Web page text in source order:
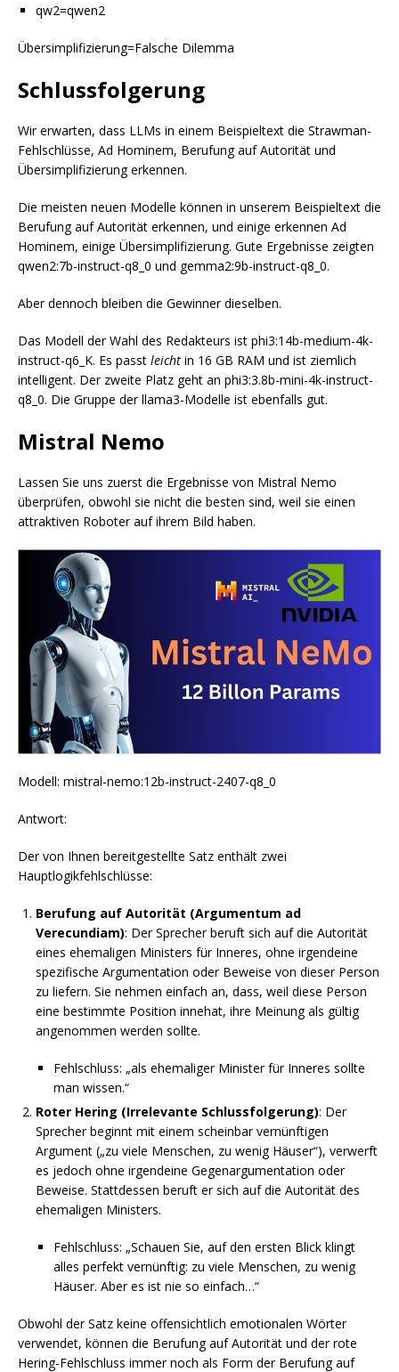
qw2=qwen2
Übersimplifizierung=Falsche Dilemma
Schlussfolgerung
Wir erwarten, dass LLMs in einem Beispieltext die Strawman-
Fehlschlüsse, Ad Hominem, Berufung auf Autorität und
Übersimplifizierung erkennen.
Die meisten neuen Modelle können in unserem Beispieltext die
Berufung auf Autorität erkennen, und einige erkennen Ad
Hominem, einige Übersimplifizierung. Gute Ergebnisse zeigten
qwen2:7b-instruct-q8_0 und gemma2:9b-instruct-q8_0.
Aber dennoch bleiben die Gewinner dieselben.
Das Modell der Wahl des Redakteurs ist phi3:14b-medium-4k-
instruct-q6_K. Es passt leicht in 16 GB RAM und ist ziemlich
intelligent. Der zweite Platz geht an phi3:3.8b-mini-4k-instruct-
q8_0. Die Gruppe der llama3-Modelle ist ebenfalls gut.
Mistral Nemo
Lassen Sie uns zuerst die Ergebnisse von Mistral Nemo
überprüfen, obwohl sie nicht die besten sind, weil sie einen
attraktiven Roboter auf ihrem Bild haben.
Modell: mistral-nemo:12b-instruct-2407-q8_0
Antwort:
Der von Ihnen bereitgestellte Satz enthält zwei
Hauptlogikfehlschlüsse:
Berufung auf Autorität (Argumentum ad
Verecundiam): Der Sprecher beruft sich auf die Autorität
eines ehemaligen Ministers für Inneres, ohne irgendeine
spezifische Argumentation oder Beweise von dieser Person
zu liefern. Sie nehmen einfach an, dass, weil diese Person
eine bestimmte Position innehat, ihre Meinung als gültig
angenommen werden sollte.
Fehlschluss: „als ehemaliger Minister für Inneres sollte
man wissen.“
Roter Hering (Irrelevante Schlussfolgerung): Der
Sprecher beginnt mit einem scheinbar vernünftigen
Argument („zu viele Menschen, zu wenig Häuser“), verwerft
es jedoch ohne irgendeine Gegenargumentation oder
Beweise. Stattdessen beruft er sich auf die Autorität des
ehemaligen Ministers.
Fehlschluss: „Schauen Sie, auf den ersten Blick klingt
alles perfekt vernünftig: zu viele Menschen, zu wenig
Häuser. Aber es ist nie so einfach…“
Obwohl der Satz keine offensichtlich emotionalen Wörter
verwendet, können die Berufung auf Autorität und der rote
Hering-Fehlschluss immer noch als Form der Berufung auf